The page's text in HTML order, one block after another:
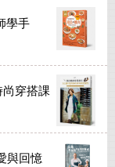
學手
穿搭課
與回憶